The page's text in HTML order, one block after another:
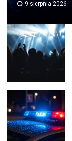
9 sierpnia 2026